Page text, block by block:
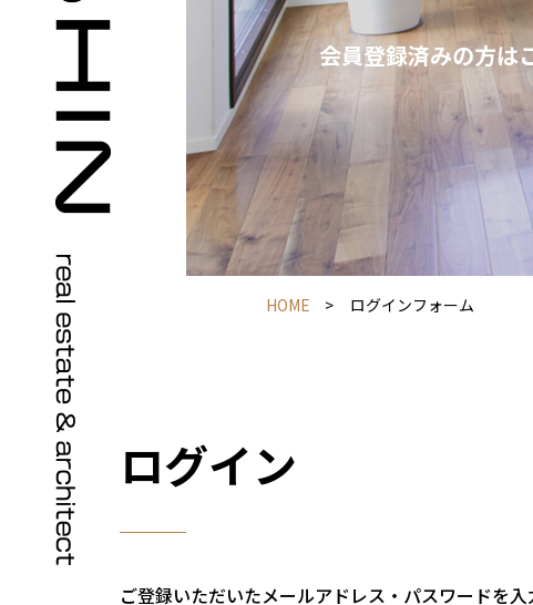
会員登録済みの方は
HOME > ログインフォーム
ログイン
ご登録いただいたメールアドレス・パスワードを入